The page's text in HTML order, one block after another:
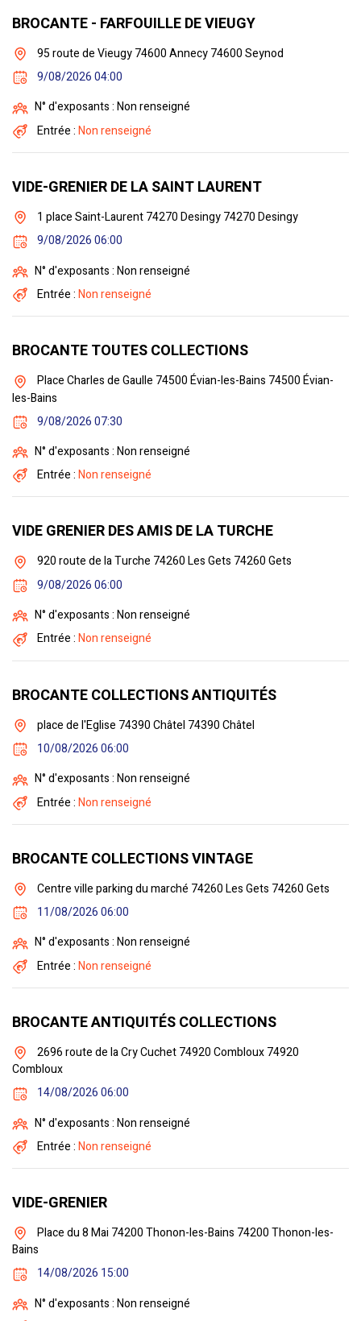
BROCANTE - FARFOUILLE DE VIEUGY
95 route de Vieugy 74600 Annecy 74600 Seynod
9/08/2026 04:00
N° d'exposants : Non renseigné
Entrée :Non renseigné
VIDE-GRENIER DE LA SAINT LAURENT
1 place Saint-Laurent 74270 Desingy 74270 Desingy
9/08/2026 06:00
N° d'exposants : Non renseigné
Entrée :Non renseigné
BROCANTE TOUTES COLLECTIONS
Place Charles de Gaulle 74500 Évian-les-Bains 74500 Évian-
les-Bains
9/08/2026 07:30
N° d'exposants : Non renseigné
Entrée :Non renseigné
VIDE GRENIER DES AMIS DE LA TURCHE
920 route de la Turche 74260 Les Gets 74260 Gets
9/08/2026 06:00
N° d'exposants : Non renseigné
Entrée :Non renseigné
BROCANTE COLLECTIONS ANTIQUITÉS
place de l'Eglise 74390 Châtel 74390 Châtel
10/08/2026 06:00
N° d'exposants : Non renseigné
Entrée :Non renseigné
BROCANTE COLLECTIONS VINTAGE
Centre ville parking du marché 74260 Les Gets 74260 Gets
11/08/2026 06:00
N° d'exposants : Non renseigné
Entrée :Non renseigné
BROCANTE ANTIQUITÉS COLLECTIONS
2696 route de la Cry Cuchet 74920 Combloux 74920
Combloux
14/08/2026 06:00
N° d'exposants : Non renseigné
Entrée :Non renseigné
VIDE-GRENIER
Place du 8 Mai 74200 Thonon-les-Bains 74200 Thonon-les-
Bains
14/08/2026 15:00
N° d'exposants : Non renseigné